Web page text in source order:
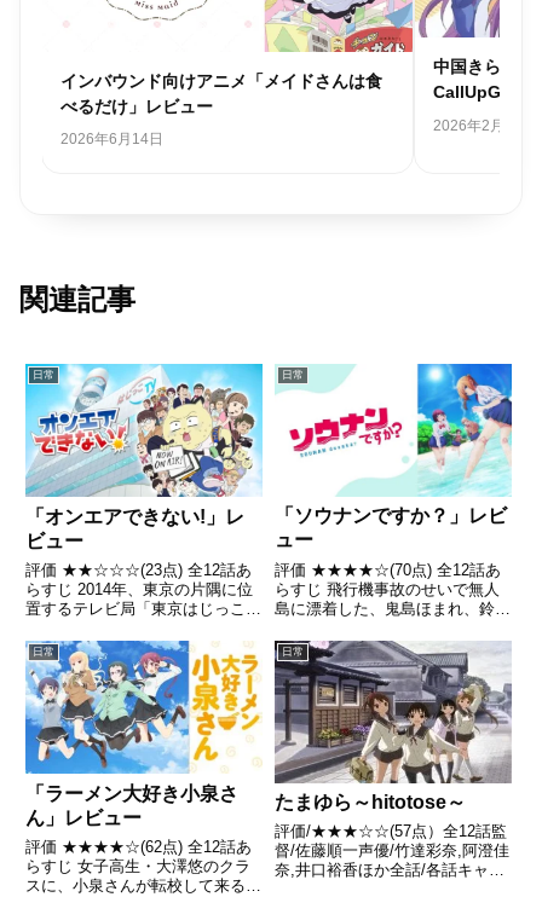
インバウンド向けアニメ「メイドさんは食
べるだけ」レビュー
2026年6月14日
中国きらら日
CallUpGirls
2026年2月27日
関連記事
日常
「オンエアできない!」レ
ビュー
評価 ★★☆☆☆(23点) 全12話あ
らすじ 2014年、東京の片隅に位
置するテレビ局「東京はじっこテ
社したまふねこ引用- Wikipedia
日常
「ソウナンですか？」レビ
ュー
評価 ★★★★☆(70点) 全12話あ
らすじ 飛行機事故のせいで無人
島に漂着した、鬼島ほまれ、鈴森
高校生4人組は、その日からサバ
イバル生活に突入する。引用-
Wikipedia
日常
「ラーメン大好き小泉さ
ん」レビュー
評価 ★★★★☆(62点) 全12話あ
らすじ 女子高生・大澤悠のクラ
スに、小泉さんが転校して来る。
日常
たまゆら～hitotose～
評価/★★★☆☆(57点）全12話監
督/佐藤順一声優/竹達彩奈,阿澄佳
奈,井口裕香ほか全話/各話キャプ